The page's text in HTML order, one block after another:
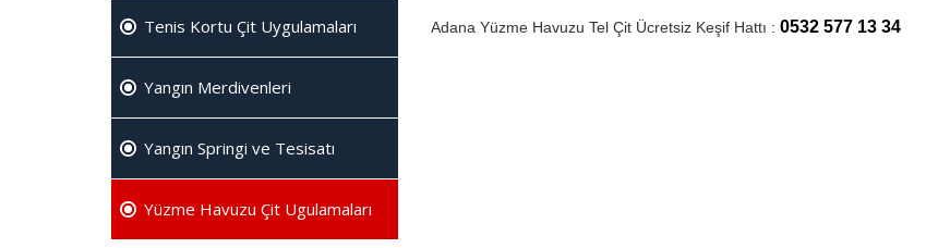
Tenis Kortu Çit Uygulamaları
Yangın Merdivenleri
Yangın Springi ve Tesisatı
Yüzme Havuzu Çit Ugulamaları
Adana Yüzme Havuzu Tel Çit Ücretsiz Keşif Hattı : 0532 577 13 34